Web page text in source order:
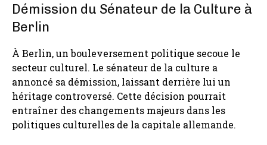
Démission du Sénateur de la Culture à
Berlin
À Berlin, un bouleversement politique secoue le
secteur culturel. Le sénateur de la culture a
annoncé sa démission, laissant derrière lui un
héritage controversé. Cette décision pourrait
entraîner des changements majeurs dans les
politiques culturelles de la capitale allemande.